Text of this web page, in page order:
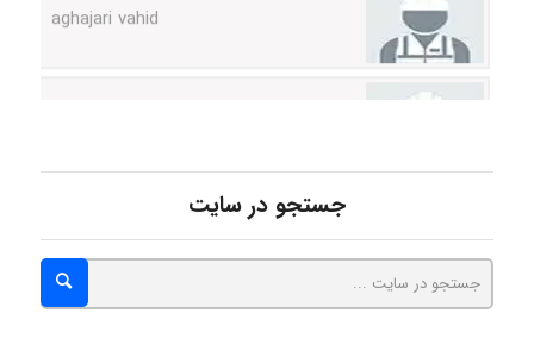
hosein abdolvand
جستجو در سایت